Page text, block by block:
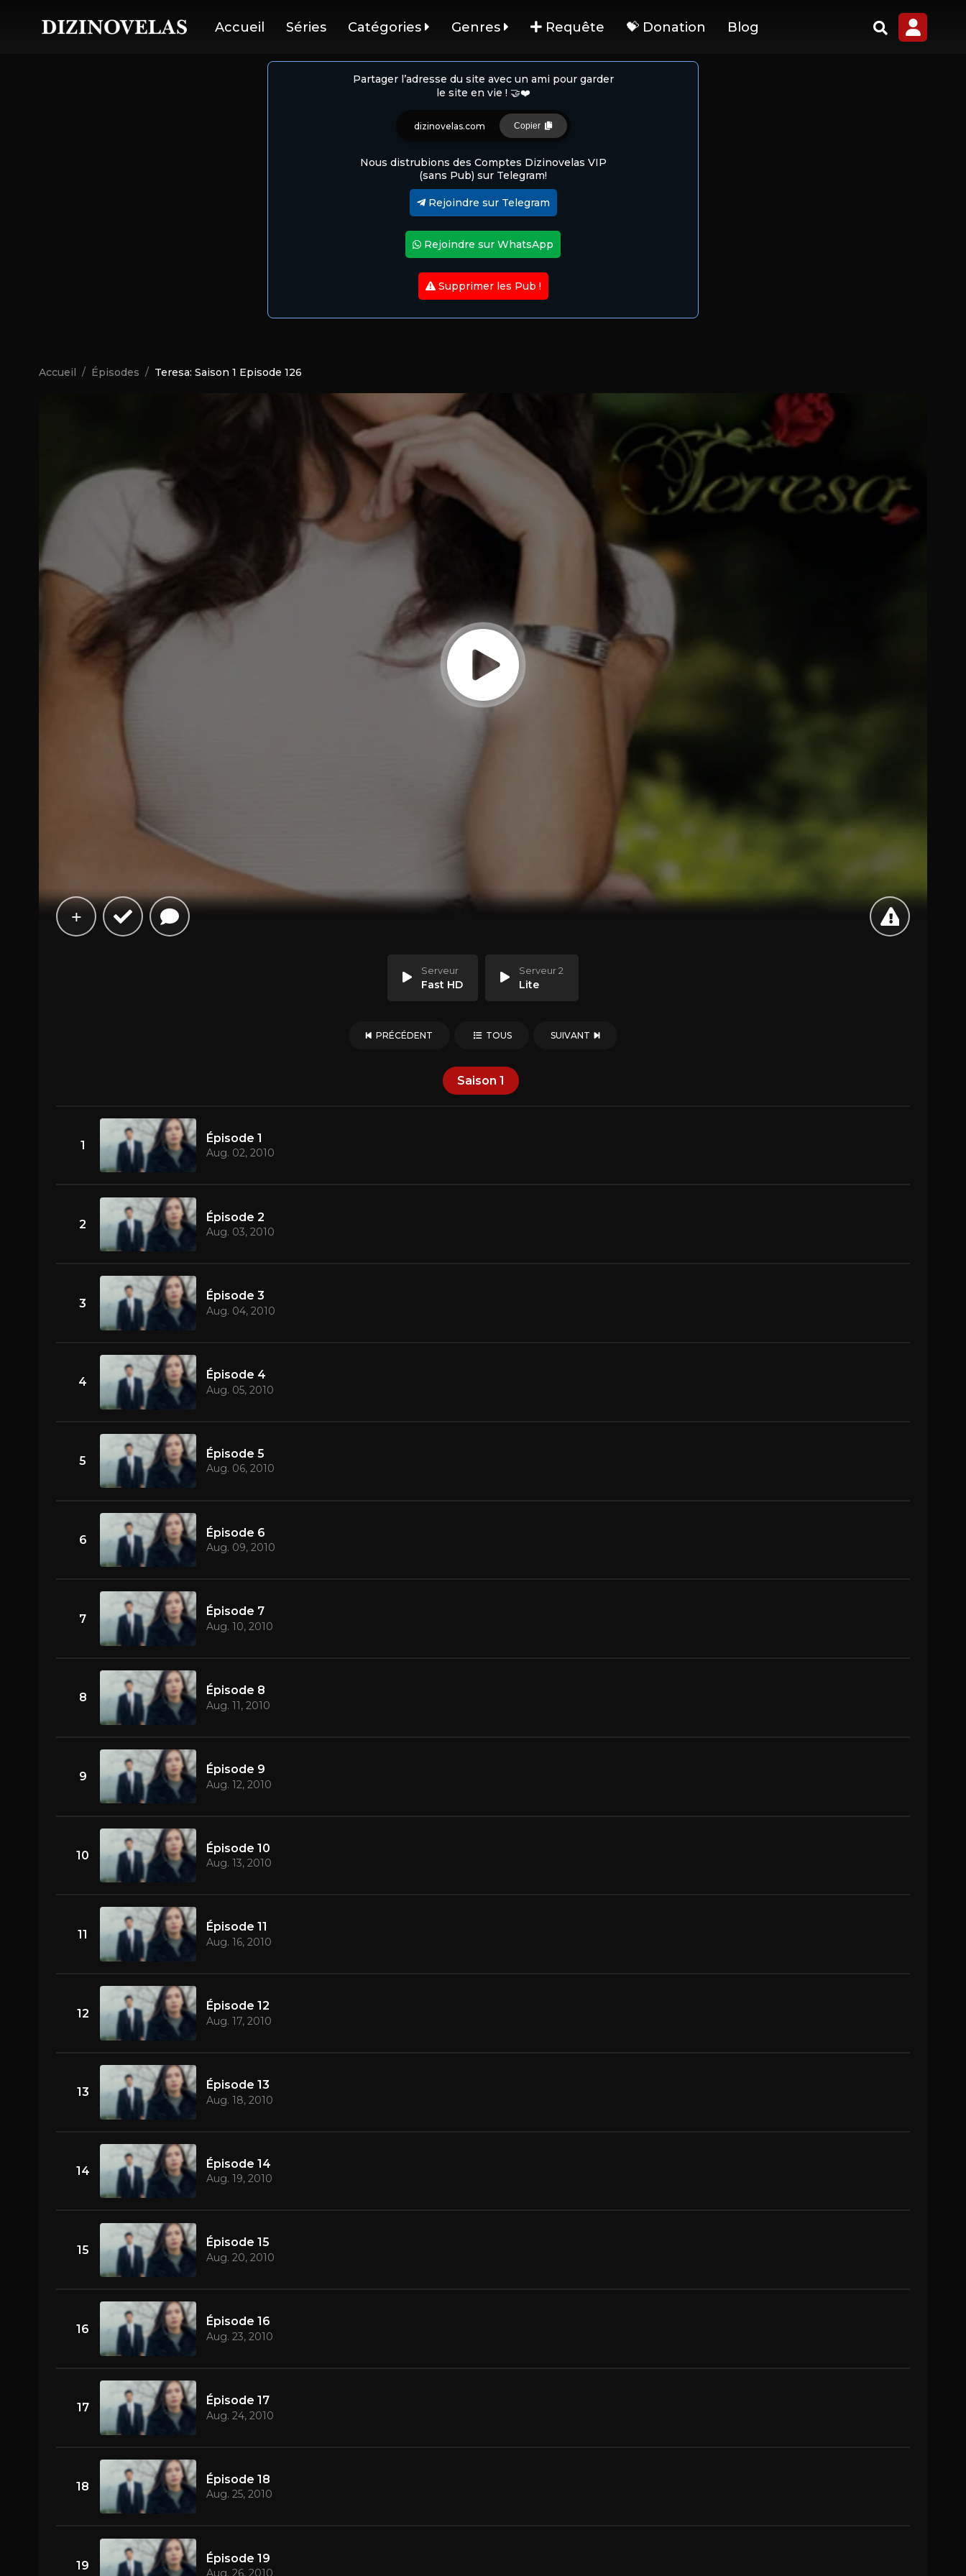
Accueil Séries Catégories Genres Requête 💝 Donation Blog
Partager l’adresse du site avec un ami pour garder
le site en vie ! 🤝❤️
dizinovelas.com Copier
Nous distrubions des Comptes Dizinovelas VIP
(sans Pub) sur Telegram!
Rejoindre sur Telegram
Rejoindre sur WhatsApp
Supprimer les Pub !
Accueil Épisodes Teresa: Saison 1 Episode 126
Serveur
Fast HD
Serveur 2
Lite
PRÉCÉDENT TOUS SUIVANT
Saison 1
1
Épisode 1
Aug. 02, 2010
2
Épisode 2
Aug. 03, 2010
3
Épisode 3
Aug. 04, 2010
4
Épisode 4
Aug. 05, 2010
5
Épisode 5
Aug. 06, 2010
6
Épisode 6
Aug. 09, 2010
7
Épisode 7
Aug. 10, 2010
8
Épisode 8
Aug. 11, 2010
9
Épisode 9
Aug. 12, 2010
10
Épisode 10
Aug. 13, 2010
11
Épisode 11
Aug. 16, 2010
12
Épisode 12
Aug. 17, 2010
13
Épisode 13
Aug. 18, 2010
14
Épisode 14
Aug. 19, 2010
15
Épisode 15
Aug. 20, 2010
16
Épisode 16
Aug. 23, 2010
17
Épisode 17
Aug. 24, 2010
18
Épisode 18
Aug. 25, 2010
19
Épisode 19
Aug. 26, 2010